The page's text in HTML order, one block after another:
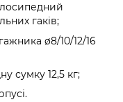
гаків;
ø8/10/12/16
сумку 12,5 кг;